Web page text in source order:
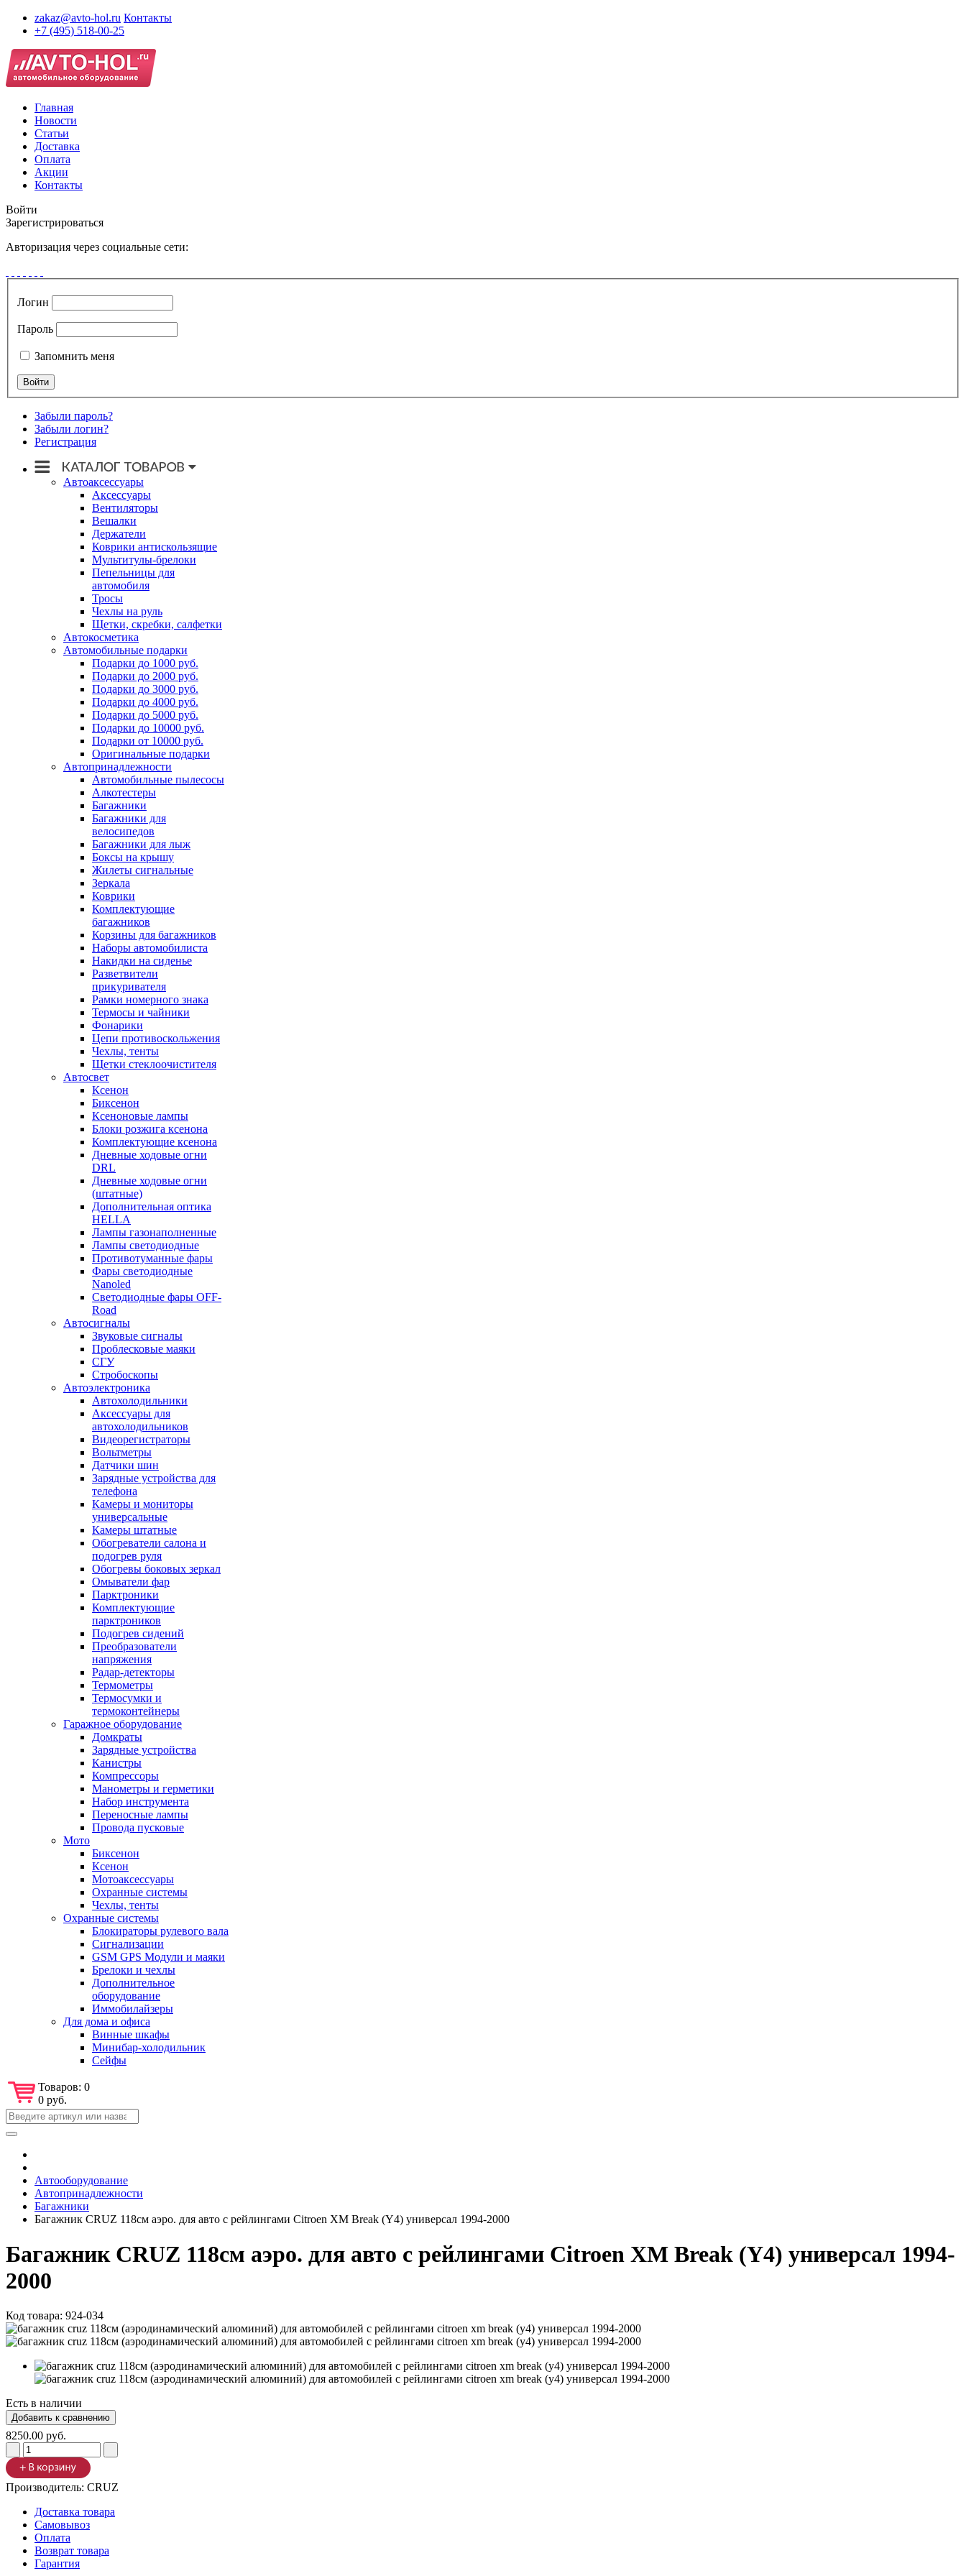
zakaz@avto-hol.ru Контакты
+7 (495) 518-00-25
Главная
Новости
Статьи
Доставка
Оплата
Акции
Контакты
Войти
Зарегистрироваться
Авторизация через социальные сети:
Логин
Пароль
Запомнить меня
Забыли пароль?
Забыли логин?
Регистрация
Автоаксессуары
Аксессуары
Вентиляторы
Вешалки
Держатели
Коврики антискользящие
Мультитулы-брелоки
Пепельницы для
автомобиля
Тросы
Чехлы на руль
Щетки, скребки, салфетки
Автокосметика
Автомобильные подарки
Подарки до 1000 руб.
Подарки до 2000 руб.
Подарки до 3000 руб.
Подарки до 4000 руб.
Подарки до 5000 руб.
Подарки до 10000 руб.
Подарки от 10000 руб.
Оригинальные подарки
Автопринадлежности
Автомобильные пылесосы
Алкотестеры
Багажники
Багажники для
велосипедов
Багажники для лыж
Боксы на крышу
Жилеты сигнальные
Зеркала
Коврики
Комплектующие
багажников
Корзины для багажников
Наборы автомобилиста
Накидки на сиденье
Разветвители
прикуривателя
Рамки номерного знака
Термосы и чайники
Фонарики
Цепи противоскольжения
Чехлы, тенты
Щетки стеклоочистителя
Автосвет
Ксенон
Биксенон
Ксеноновые лампы
Блоки розжига ксенона
Комплектующие ксенона
Дневные ходовые огни
DRL
Дневные ходовые огни
(штатные)
Дополнительная оптика
HELLA
Лампы газонаполненные
Лампы светодиодные
Противотуманные фары
Фары светодиодные
Nanoled
Светодиодные фары OFF-
Road
Автосигналы
Звуковые сигналы
Проблесковые маяки
СГУ
Стробоскопы
Автоэлектроника
Автохолодильники
Аксессуары для
автохолодильников
Видеорегистраторы
Вольтметры
Датчики шин
Зарядные устройства для
телефона
Камеры и мониторы
универсальные
Камеры штатные
Обогреватели салона и
подогрев руля
Обогревы боковых зеркал
Омыватели фар
Парктроники
Комплектующие
парктроников
Подогрев сидений
Преобразователи
напряжения
Радар-детекторы
Термометры
Термосумки и
термоконтейнеры
Гаражное оборудование
Домкраты
Зарядные устройства
Канистры
Компрессоры
Манометры и герметики
Набор инструмента
Переносные лампы
Провода пусковые
Мото
Биксенон
Ксенон
Мотоаксессуары
Охранные системы
Чехлы, тенты
Охранные системы
Блокираторы рулевого вала
Сигнализации
GSM GPS Модули и маяки
Брелоки и чехлы
Дополнительное
оборудование
Иммобилайзеры
Для дома и офиса
Винные шкафы
Минибар-холодильник
Сейфы
Товаров: 0
0 руб.
Автооборудование
Автопринадлежности
Багажники
Багажник CRUZ 118см аэро. для авто с рейлингами Citroen XM Break (Y4) универсал 1994-2000
Багажник CRUZ 118см аэро. для авто с рейлингами Citroen XM Break (Y4) универсал 1994-
2000
Код товара: 924-034
Есть в наличии
8250.00 руб.
Производитель: CRUZ
Доставка товара
Самовывоз
Оплата
Возврат товара
Гарантия